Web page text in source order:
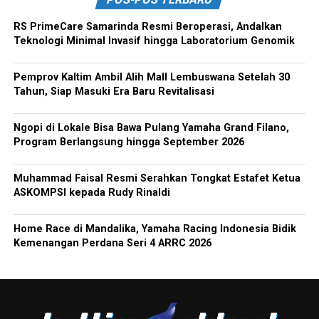
RS PrimeCare Samarinda Resmi Beroperasi, Andalkan
Teknologi Minimal Invasif hingga Laboratorium Genomik
Pemprov Kaltim Ambil Alih Mall Lembuswana Setelah 30
Tahun, Siap Masuki Era Baru Revitalisasi
Ngopi di Lokale Bisa Bawa Pulang Yamaha Grand Filano,
Program Berlangsung hingga September 2026
Muhammad Faisal Resmi Serahkan Tongkat Estafet Ketua
ASKOMPSI kepada Rudy Rinaldi
Home Race di Mandalika, Yamaha Racing Indonesia Bidik
Kemenangan Perdana Seri 4 ARRC 2026